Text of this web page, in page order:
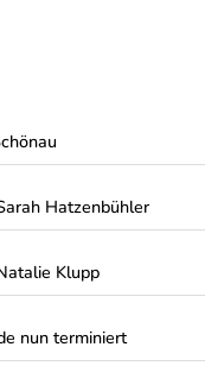
Hatzenbühler
Klupp
nun terminiert